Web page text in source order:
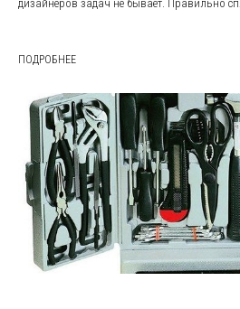
дизайнеров задач не бывает. Правильно
ПОДРОБНЕЕ